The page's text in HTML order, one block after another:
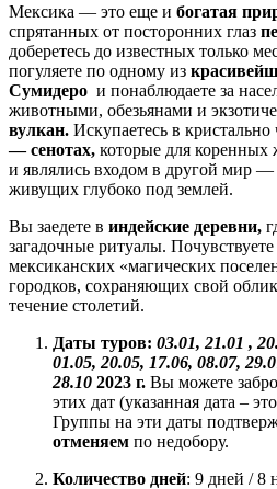
Мексика — это еще и богатая
спрятанных от посторонних глаз
доберетесь до известных только
погуляете по одному из
Сумидеро и понаблюдаете за
животными, обезьянами и
вулкан. Искупаетесь в
— сенотах, которые для
и являлись входом в другой мир
живущих глубоко под землей.
Вы заедете в индейские деревни,
загадочные ритуалы.
мексиканских «магических
городков, сохраняющих свой
течение столетий.
Даты туров: 03.01, 21.01 ,
01.05, 20.05, 17.06, 08.07,
28.10 2023 г. Вы можете
этих дат (указанная дата –
Группы на эти даты
отменяем по недобору.
Количество дней: 9 дней / 8